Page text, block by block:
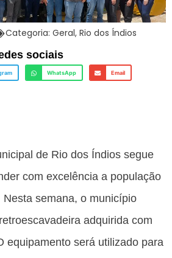
Categoria: Geral, Rio dos Índios
sociais
WhatsApp Email
de Rio dos Índios segue
com excelência a população
semana, o município
adquirida com
equipamento será utilizado para